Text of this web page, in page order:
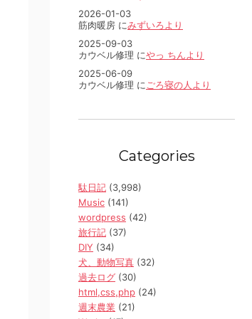
2026-01-03
筋肉暖房 にみずいろより
2025-09-03
カウベル修理 にやっ ちんより
2025-06-09
カウベル修理 に ごろ寝の人より
Categories
駄日記 (3,998)
Music (141)
wordpress (42)
旅行記 (37)
DIY (34)
犬、動物写真 (32)
過去ログ (30)
html,css,php (24)
週末農業 (21)